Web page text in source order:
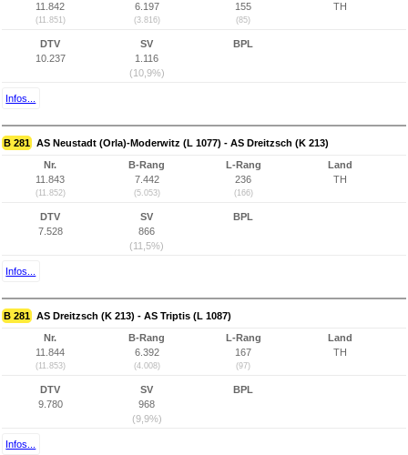
11.842
(11.851)
6.197
(3.816)
155
(85)
TH
DTV
10.237
SV
1.116
(10,9%)
BPL
Infos...
B 281 AS Neustadt (Orla)-Moderwitz (L 1077) - AS Dreitzsch (K 213)
Nr.
11.843
(11.852)
B-Rang
7.442
(5.053)
L-Rang
236
(166)
Land
TH
DTV
7.528
SV
866
(11,5%)
BPL
Infos...
B 281 AS Dreitzsch (K 213) - AS Triptis (L 1087)
Nr.
11.844
(11.853)
B-Rang
6.392
(4.008)
L-Rang
167
(97)
Land
TH
DTV
9.780
SV
968
(9,9%)
BPL
Infos...